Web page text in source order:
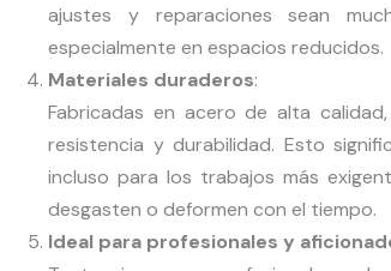
ajustes y reparaciones sean
especialmente en espacios reducidos.
Materiales duraderos:
Fabricadas en acero de alta
resistencia y durabilidad. Esto
incluso para los trabajos más
desgasten o deformen con el tiempo.
Ideal para profesionales y